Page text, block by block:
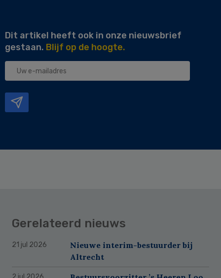
Dit artikel heeft ook in onze nieuwsbrief
gestaan. Blijf op de hoogte.
Uw
Gerelateerd nieuws
21 jul 2026
Nieuwe interim-bestuurder bij
Altrecht